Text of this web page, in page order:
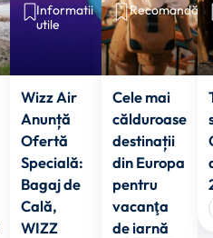
Informatii
utile
Wizz Air
Anunță
Ofertă
Specială:
Bagaj de
Cală,
WIZZ
Recomandări
Cele mai
călduroase
destinații
din Europa
pentru
vacanţa
de iarnă